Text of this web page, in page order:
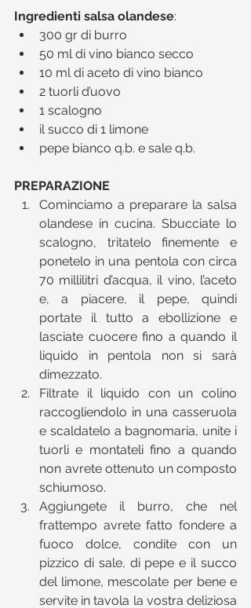
Ingredienti salsa olandese:​
300 gr di burro
50 ml di vino bianco secco
10 ml di aceto di vino bianco
2 tuorli d’uovo
1 scalogno
il succo di 1 limone
pepe bianco q.b. e sale q.b.​
PREPARAZIONE
Cominciamo a preparare la salsa
olandese in cucina. Sbucciate lo
scalogno, tritatelo finemente e
ponetelo in una pentola con circa
70 millilitri d’acqua, il vino, l’aceto
e, a piacere, il pepe, quindi
portate il tutto a ebollizione e
lasciate cuocere fino a quando il
liquido in pentola non si sarà
dimezzato.
Filtrate il liquido con un colino
raccogliendolo in una casseruola
e scaldatelo a bagnomaria, unite i
tuorli e montateli fino a quando
non avrete ottenuto un composto
schiumoso.
Aggiungete il burro, che nel
frattempo avrete fatto fondere a
fuoco dolce, condite con un
pizzico di sale, di pepe e il succo
del limone, mescolate per bene e
servite in tavola la vostra deliziosa